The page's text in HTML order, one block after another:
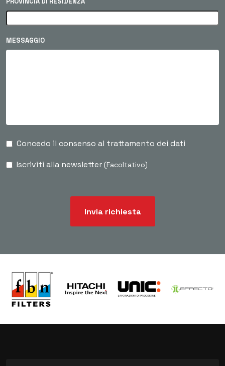
MESSAGGIO
Concedo il consenso al trattamento dei dati
Iscriviti alla newsletter (Facoltativo)
Invia richiesta